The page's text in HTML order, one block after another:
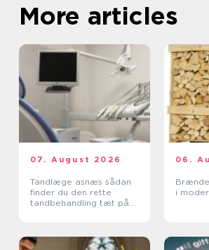
More articles
07. August 2026
Tandlæge asnæs sådan
finder du den rette
tandbehandling tæt på
06.
i